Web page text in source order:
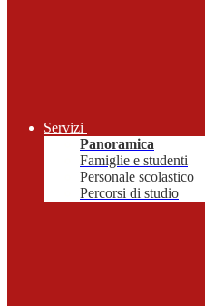
Servizi
Panoramica
Famiglie e studenti
Personale scolastico
Percorsi di studio